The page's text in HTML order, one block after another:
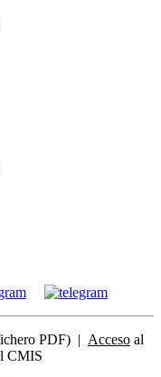
PDF) | Acceso al
CMIS